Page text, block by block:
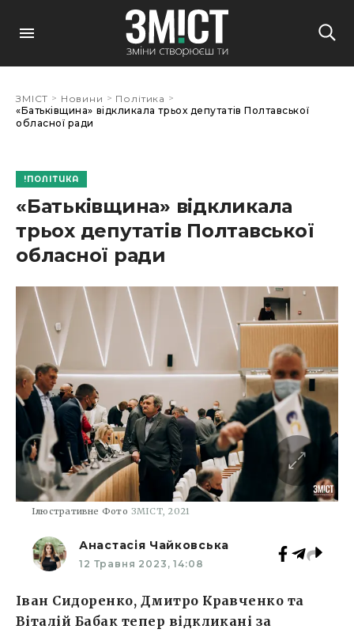
ЗМІСТ > Новини > Політика >
«Батьківщина» відкликала трьох депутатів Полтавської
обласної ради
ПОЛІТИКА
«Батьківщина» відкликала
трьох депутатів Полтавської
обласної ради
Ілюстративне Фото ЗМІСТ, 2021
Анастасія Чайковська
12 Травня 2023, 14:08
Іван Сидоренко, Дмитро Кравченко та
Віталій Бабак тепер відкликані за